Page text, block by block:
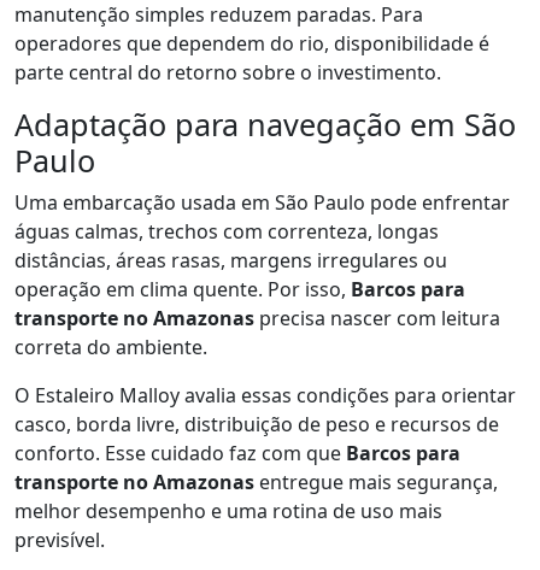
manutenção simples reduzem paradas. Para
operadores que dependem do rio, disponibilidade é
parte central do retorno sobre o investimento.
Adaptação para navegação em São
Paulo
Uma embarcação usada em São Paulo pode enfrentar
águas calmas, trechos com correnteza, longas
distâncias, áreas rasas, margens irregulares ou
operação em clima quente. Por isso, Barcos para
transporte no Amazonas precisa nascer com leitura
correta do ambiente.
O Estaleiro Malloy avalia essas condições para orientar
casco, borda livre, distribuição de peso e recursos de
conforto. Esse cuidado faz com que Barcos para
transporte no Amazonas entregue mais segurança,
melhor desempenho e uma rotina de uso mais
previsível.